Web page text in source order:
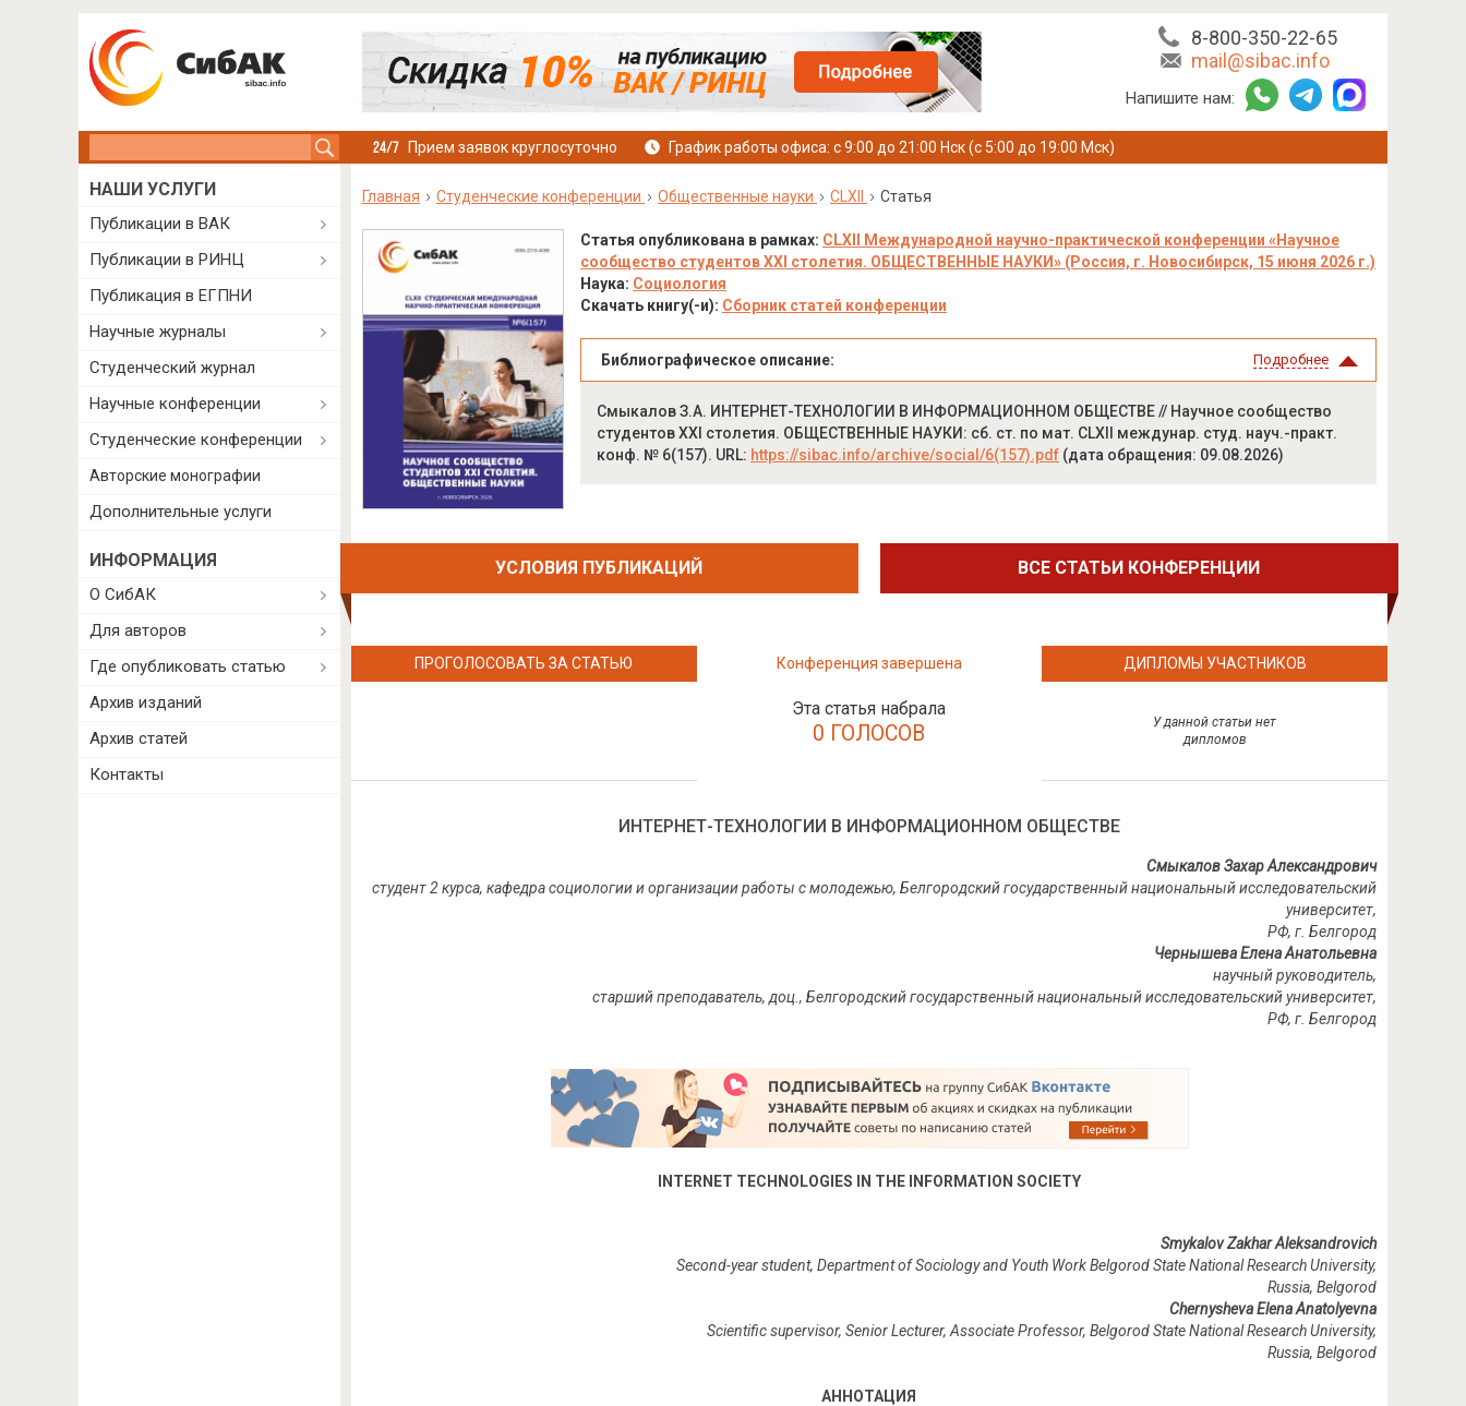
8-800-350-22-65
mail@sibac.info
Напишите нам:
Прием заявок круглосуточно График работы офиса: с 9:00 до 21:00 Нск (с 5:00 до 19:00 Мск)
Главная Студенческие конференции Общественные науки CLXII Статья
Статья опубликована в рамках: CLXII Международной научно-практической конференции «Научное
сообщество студентов XXI столетия. ОБЩЕСТВЕННЫЕ НАУКИ» (Россия, г. Новосибирск, 15 июня 2026 г.)
Наука: Социология
Скачать книгу(-и): Сборник статей конференции
Библиографическое описание: Подробнее
Смыкалов З.А. ИНТЕРНЕТ-ТЕХНОЛОГИИ В ИНФОРМАЦИОННОМ ОБЩЕСТВЕ // Научное сообщество
студентов XXI столетия. ОБЩЕСТВЕННЫЕ НАУКИ: сб. ст. по мат. CLXII междунар. студ. науч.-практ.
конф. № 6(157). URL: https://sibac.info/archive/social/6(157).pdf(дата обращения: 09.08.2026)
УСЛОВИЯ ПУБЛИКАЦИЙ ВСЕ СТАТЬИ КОНФЕРЕНЦИИ
ПРОГОЛОСОВАТЬ ЗА СТАТЬЮ Конференция завершена
Эта статья набрала
0 ГОЛОСОВ
ДИПЛОМЫ УЧАСТНИКОВ
У данной статьи нет
дипломов
ИНТЕРНЕТ-ТЕХНОЛОГИИ В ИНФОРМАЦИОННОМ ОБЩЕСТВЕ
Смыкалов Захар Александрович
студент 2 курса, кафедра социологии и организации работы с молодежью, Белгородский государственный национальный исследовательский
университет,
РФ, г. Белгород
Чернышева Елена Анатольевна
научный руководитель,
старший преподаватель, доц., Белгородский государственный национальный исследовательский университет,
РФ, г. Белгород
INTERNET TECHNOLOGIES IN THE INFORMATION SOCIETY
Smykalov Zakhar Aleksandrovich
Second-year student, Department of Sociology and Youth Work Belgorod State National Research University,
Russia, Belgorod
Chernysheva Elena Anatolyevna
Scientific supervisor, Senior Lecturer, Associate Professor, Belgorod State National Research University,
Russia, Belgorod
АННОТАЦИЯ
НАШИ УСЛУГИ
Публикации в ВАК
Публикации в РИНЦ
Публикация в ЕГПНИ
Научные журналы
Студенческий журнал
Научные конференции
Студенческие конференции
Авторские монографии
Дополнительные услуги
ИНФОРМАЦИЯ
О СибАК
Для авторов
Где опубликовать статью
Архив изданий
Архив статей
Контакты